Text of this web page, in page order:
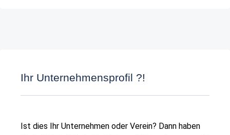
Ihr Unternehmensprofil ?!
Ist dies Ihr Unternehmen oder Verein? Dann haben